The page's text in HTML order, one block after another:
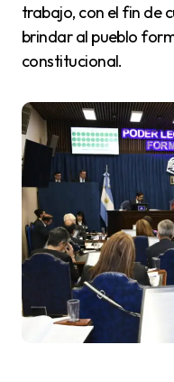
trabajo, con el fin de
brindar al pueblo
constitucional.